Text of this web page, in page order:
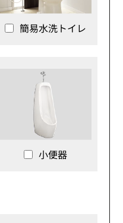
簡易水洗トイレ
小便器